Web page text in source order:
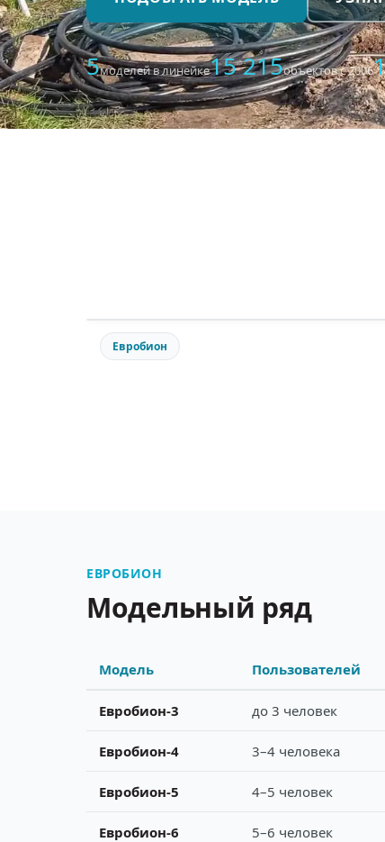
5моделей в линейке15 215объектов с 2006
Евробион
ЕВРОБИОН
Модельный ряд
Модель Пользователей
Евробион-3 до 3 человек
Евробион-4 3–4 человека
Евробион-5 4–5 человек
Евробион-6 5–6 человек